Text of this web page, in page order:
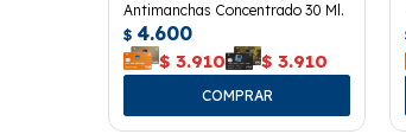
Antimanchas Concentrado 30 Ml.
$ 4.600
$ 3.910 $ 3.910